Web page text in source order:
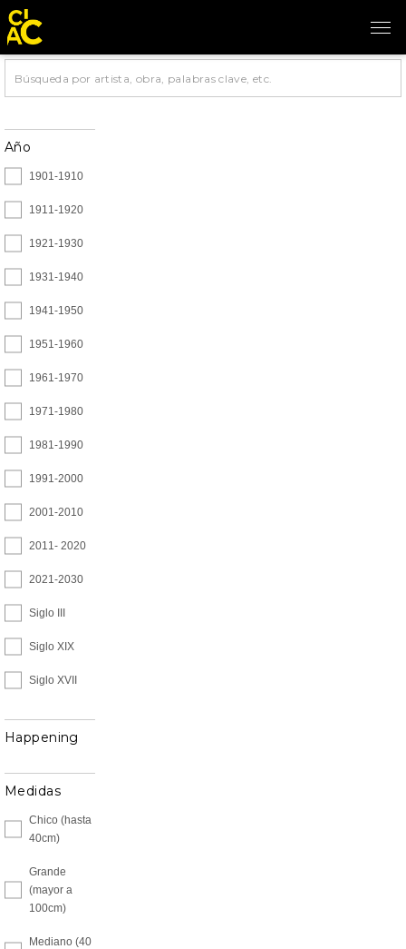
Año
1901-1910
1911-1920
1921-1930
1931-1940
1941-1950
1951-1960
1961-1970
1971-1980
1981-1990
1991-2000
2001-2010
2011- 2020
2021-2030
Siglo III
Siglo XIX
Siglo XVII
Happening
Medidas
Chico (hasta
40cm)
Grande
(mayor a
100cm)
Mediano (40